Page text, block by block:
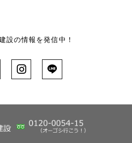
設の情報を発信中！